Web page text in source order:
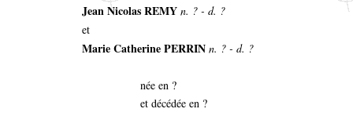
Jean Nicolas REMY n. ? - d. ?
et
Marie Catherine PERRIN n. ? - d. ?
née en ?
et décédée en ?